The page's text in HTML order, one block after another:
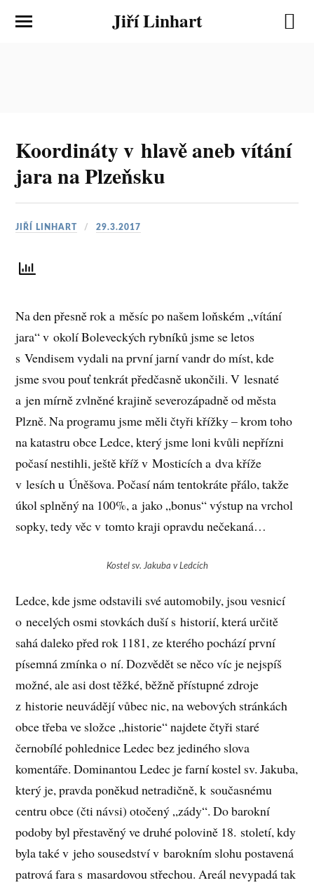
Jiří Linhart
Koordináty v hlavě aneb vítání
jara na Plzeňsku
JIŘÍ LINHART 29.3.2017
Na den přesně rok a měsíc po našem loňském „vítání
jara“ v okolí Boleveckých rybníků jsme se letos
s Vendisem vydali na první jarní vandr do míst, kde
jsme svou pouť tenkrát předčasně ukončili. V lesnaté
a jen mírně zvlněné krajině severozápadně od města
Plzně. Na programu jsme měli čtyři křížky – krom toho
na katastru obce Ledce, který jsme loni kvůli nepřízni
počasí nestihli, ještě kříž v Mosticích a dva kříže
v lesích u Úněšova. Počasí nám tentokráte přálo, takže
úkol splněný na 100%, a jako „bonus“ výstup na vrchol
sopky, tedy věc v tomto kraji opravdu nečekaná…
Kostel sv. Jakuba v Ledcích
Ledce, kde jsme odstavili své automobily, jsou vesnicí
o necelých osmi stovkách duší s historií, která určitě
sahá daleko před rok 1181, ze kterého pochází první
písemná zmínka o ní. Dozvědět se něco víc je nejspíš
možné, ale asi dost těžké, běžně přístupné zdroje
z historie neuvádějí vůbec nic, na webových stránkách
obce třeba ve složce „historie“ najdete čtyři staré
černobílé pohlednice Ledec bez jediného slova
komentáře. Dominantou Ledec je farní kostel sv. Jakuba,
který je, pravda poněkud netradičně, k současnému
centru obce (čti návsi) otočený „zády“. Do barokní
podoby byl přestavěný ve druhé polovině 18. století, kdy
byla také v jeho sousedství v barokním slohu postavená
patrová fara s masardovou střechou. Areál nevypadá tak